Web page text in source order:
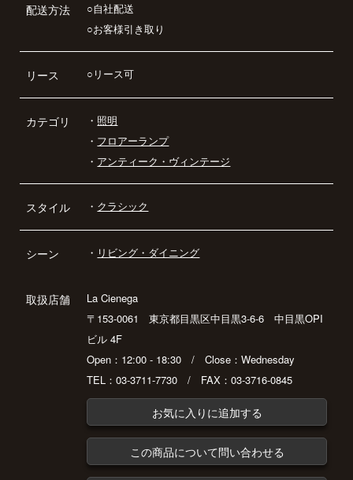
配送方法
○自社配送
○お客様引き取り
リース ○リース可
カテゴリ ・ 照明
・ フロアーランプ
・ アンティーク・ヴィンテージ
スタイル ・ クラシック
シーン ・ リビング・ダイニング
取扱店舗
La Cienega
〒153-0061 東京都目黒区中目黒3-6-6 中目黒OPI
ビル 4F
Open：12:00 - 18:30 / Close：Wednesday
TEL：03-3711-7730 / FAX：03-3716-0845
お気に入りに追加する
この商品について問い合わせる